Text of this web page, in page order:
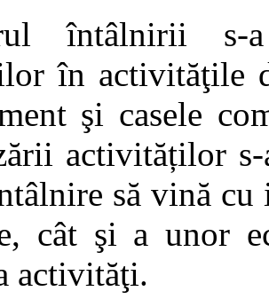
întâlnirii s-
în activităţile
şi casele
activităților
să vină
cât şi a unor
activităţi.